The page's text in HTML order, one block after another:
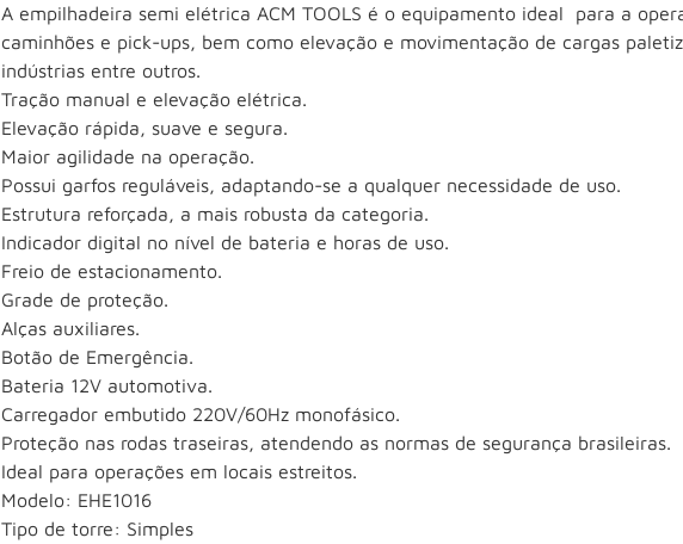
A empilhadeira semi elétrica ACM TOOLS é o equipamento ideal para a
caminhões e pick-ups, bem como elevação e movimentação de cargas
indústrias entre outros.
Tração manual e elevação elétrica.
Elevação rápida, suave e segura.
Maior agilidade na operação.
Possui garfos reguláveis, adaptando-se a qualquer necessidade de uso.
Estrutura reforçada, a mais robusta da categoria.
Indicador digital no nível de bateria e horas de uso.
Freio de estacionamento.
Grade de proteção.
Alças auxiliares.
Botão de Emergência.
Bateria 12V automotiva.
Carregador embutido 220V/60Hz monofásico.
Proteção nas rodas traseiras, atendendo as normas de segurança brasileiras.
Ideal para operações em locais estreitos.
Modelo: EHE1016
Tipo de torre: Simples